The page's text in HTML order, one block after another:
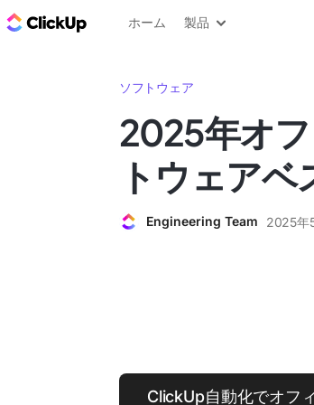
ClickUp ブログ
ホーム 製品
ソフトウェア
2025年オ
トウェアベ
Engineering Team 2025年
ClickUp自動化でオフ